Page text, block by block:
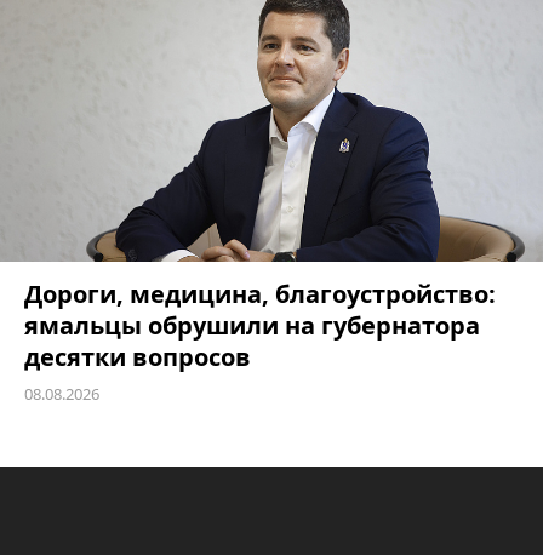
Дороги, медицина, благоустройство:
ямальцы обрушили на губернатора
десятки вопросов
08.08.2026